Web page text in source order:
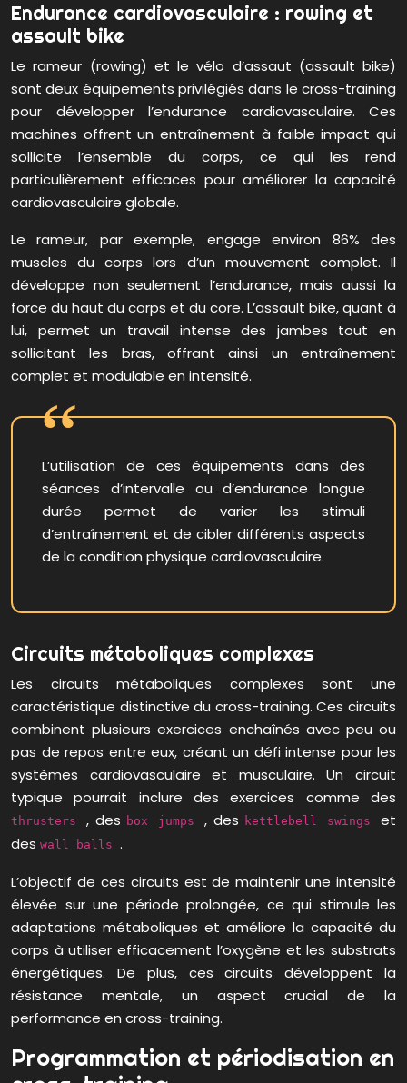
Endurance cardiovasculaire : rowing et
assault bike
Le rameur (rowing) et le vélo d’assaut (assault bike)
sont deux équipements privilégiés dans le cross-training
pour développer l’endurance cardiovasculaire. Ces
machines offrent un entraînement à faible impact qui
sollicite l’ensemble du corps, ce qui les rend
particulièrement efficaces pour améliorer la capacité
cardiovasculaire globale.
Le rameur, par exemple, engage environ 86% des
muscles du corps lors d’un mouvement complet. Il
développe non seulement l’endurance, mais aussi la
force du haut du corps et du core. L’assault bike, quant à
lui, permet un travail intense des jambes tout en
sollicitant les bras, offrant ainsi un entraînement
complet et modulable en intensité.
L’utilisation de ces équipements dans des
séances d’intervalle ou d’endurance longue
durée permet de varier les stimuli
d’entraînement et de cibler différents aspects
de la condition physique cardiovasculaire.
Circuits métaboliques complexes
Les circuits métaboliques complexes sont une
caractéristique distinctive du cross-training. Ces circuits
combinent plusieurs exercices enchaînés avec peu ou
pas de repos entre eux, créant un défi intense pour les
systèmes cardiovasculaire et musculaire. Un circuit
typique pourrait inclure des exercices comme des
thrusters , des box jumps , des kettlebell swingset
des wall balls .
L’objectif de ces circuits est de maintenir une intensité
élevée sur une période prolongée, ce qui stimule les
adaptations métaboliques et améliore la capacité du
corps à utiliser efficacement l’oxygène et les substrats
énergétiques. De plus, ces circuits développent la
résistance mentale, un aspect crucial de la
performance en cross-training.
Programmation et périodisation en